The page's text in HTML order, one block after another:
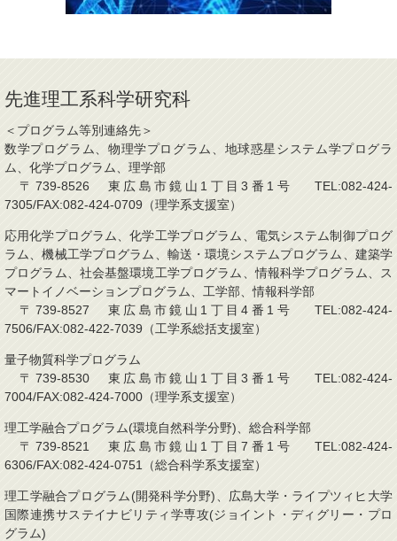
先進理工系科学研究科
＜プログラム等別連絡先＞
数学プログラム、物理学プログラム、地球惑星システム学プログラ
ム、化学プログラム、理学部
〒739-8526 東広島市鏡山1丁目3番1号 TEL:082-424-
7305/FAX:082-424-0709（理学系支援室）
応用化学プログラム、化学工学プログラム、電気システム制御プログ
ラム、機械工学プログラム、輸送・環境システムプログラム、建築学
プログラム、社会基盤環境工学プログラム、情報科学プログラム、ス
マートイノベーションプログラム、工学部、情報科学部
〒739-8527 東広島市鏡山1丁目4番1号 TEL:082-424-
7506/FAX:082-422-7039（工学系総括支援室）
量子物質科学プログラム
〒739-8530 東広島市鏡山1丁目3番1号 TEL:082-424-
7004/FAX:082-424-7000（理学系支援室）
理工学融合プログラム(環境自然科学分野)、総合科学部
〒739-8521 東広島市鏡山1丁目7番1号 TEL:082-424-
6306/FAX:082-424-0751（総合科学系支援室）
理工学融合プログラム(開発科学分野)、広島大学・ライプツィヒ大学
国際連携サステイナビリティ学専攻(ジョイント・ディグリー・プロ
グラム)